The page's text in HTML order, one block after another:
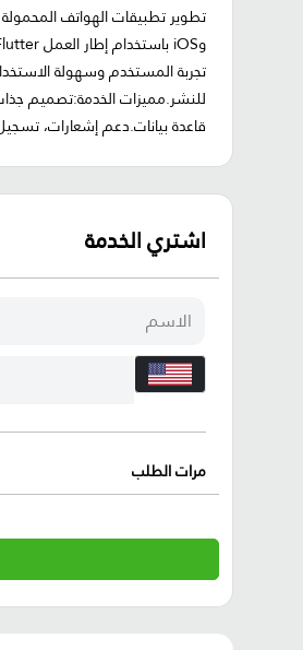
تجربة المستخدم وسهولة
قاعدة بيانات.دعم إشعارات،
اشتري الخدمة
مرات الطلب